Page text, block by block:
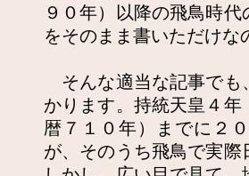
９０年）以降の飛鳥時
をそのまま書いただけな
そんな適当な記事でも
かります。持統天皇４
暦７１０年）までに２
が、そのうち飛鳥で実